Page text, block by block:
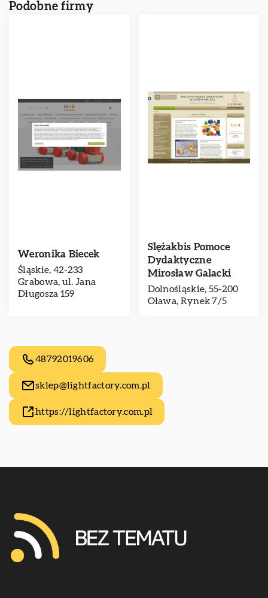
Podobne firmy
Weronika Biecek
Śląskie, 42-233
Grabowa, ul. Jana
Długosza 159
Slężakbis Pomoce
Dydaktyczne
Mirosław Galacki
Dolnośląskie, 55-200
Oława, Rynek 7/5
48792019606
sklep@lightfactory.com.pl
https://lightfactory.com.pl